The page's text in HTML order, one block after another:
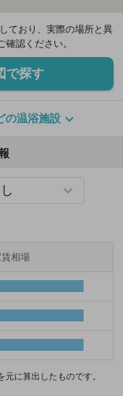
ており、実際の場所と異
認ください。
で探す
の温浴施設
相場
元に算出したものです。